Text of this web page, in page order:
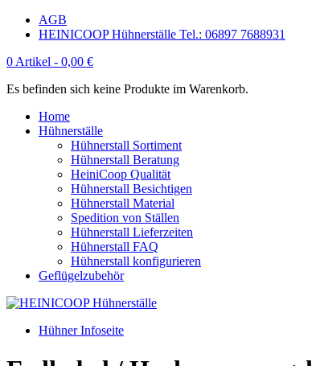
AGB
HEINICOOP Hühnerställe Tel.: 06897 7688931
0 Artikel - 0,00 €
Es befinden sich keine Produkte im Warenkorb.
Home
Hühnerställe
Hühnerstall Sortiment
Hühnerstall Beratung
HeiniCoop Qualität
Hühnerstall Besichtigen
Hühnerstall Material
Spedition von Ställen
Hühnerstall Lieferzeiten
Hühnerstall FAQ
Hühnerstall konfigurieren
Geflügelzubehör
Hühner Infoseite